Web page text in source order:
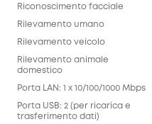
Riconoscimento facciale
Rilevamento umano
Rilevamento veicolo
Rilevamento animale
domestico
Porta LAN: 1 x 10/100/1000 Mbps
Porta USB: 2 (per ricarica e
trasferimento dati)